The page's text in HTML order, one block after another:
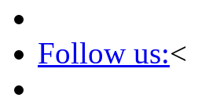
Follow us:<